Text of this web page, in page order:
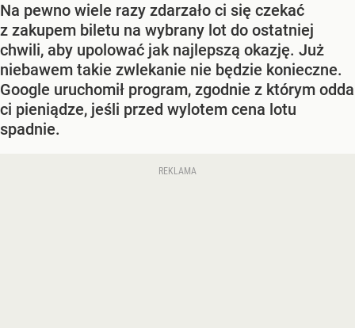
Na pewno wiele razy zdarzało ci się czekać
z zakupem biletu na wybrany lot do ostatniej
chwili, aby upolować jak najlepszą okazję. Już
niebawem takie zwlekanie nie będzie konieczne.
Google uruchomił program, zgodnie z którym odda
ci pieniądze, jeśli przed wylotem cena lotu
spadnie.